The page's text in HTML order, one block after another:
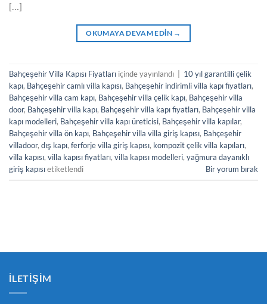
[…]
OKUMAYA DEVAM EDIN →
Bahçeşehir Villa Kapısı Fiyatları içinde yayınlandı
10 yıl garantilli çelik
kapı, Bahçeşehir camlı villa kapısı, Bahçeşehir indirimli villa kapı fiyatları,
Bahçeşehir villa cam kapı, Bahçeşehir villa çelik kapı, Bahçeşehir villa
door, Bahçeşehir villa kapı, Bahçeşehir villa kapı fiyatları, Bahçeşehir villa
kapı modelleri, Bahçeşehir villa kapı üreticisi, Bahçeşehir villa kapılar,
Bahçeşehir villa ön kapı, Bahçeşehir villa villa giriş kapısı, Bahçeşehir
villadoor, dış kapı, ferforje villa giriş kapısı, kompozit çelik villa kapıları,
villa kapısı, villa kapısı fiyatları, villa kapısı modelleri, yağmura dayanıklı
giriş kapısıetiketlendi Bir yorum bırak
İLETIŞIM